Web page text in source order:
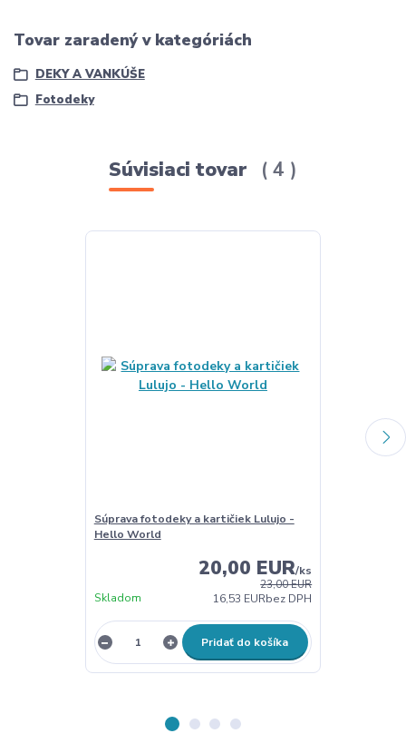
Tovar zaradený v kategóriách
DEKY A VANKÚŠE
Fotodeky
Súvisiaci tovar 4
Súprava fotodeky a kartičiek Lulujo -
Hello World
23,00 EUR
20,00 EUR/ks
16,53 EURbez DPH
Skladom
Pridať do košíka